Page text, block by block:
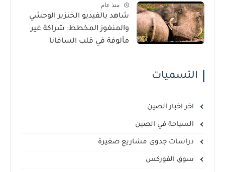
منذ عام
شاهد بالفيديو الخنزير الوحشي
والمنغوز المخطط: شراكة غير
مألوفة في قلب السافانا
التسميات
اخر اخبار الصين
السياحة في الصين
دراسات جدوى مشاريع صغيرة
سوق الفوركس